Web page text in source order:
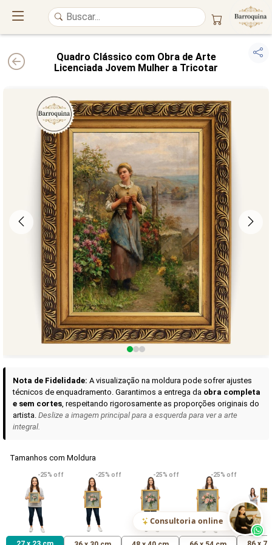
UM ATELIÊ 100% FINE ART
Trazemos a imponência dasmaiores obras de arte do mundo
alto padrão da sua casa. Nosso acervo reúne a genialidade degrandes
pintores renomados, resgatandoartes reaise o requinte inconfundível
das obras do
século XIX. Produção artesanal emCanvas 100% Algodão
molduras em
Madeira Maciçae impressão com Pigmentação Mineral
QUALIDADE DE MUSEU GARANTIA ETERNA
Curadoria das Campanhas
A seleção de obras-primas apresentadas em nossos vídeos nas redes
sociais, reunidas aqui para sua apreciação.
VER DETALHES
Madona de Loreto
R$ 538,42
VER DETALHES
Narciso- caravaggio
R$ 365,92
VER
Maria
uma Rosa
R$ 365,92
Consultoria online
Quadro Clássico com Obra de Arte
Licenciada Jovem Mulher a Tricotar
Nota de Fidelidade: A visualização na moldura pode sofrer ajustes
técnicos de enquadramento. Garantimos a entrega da obra completa
e sem cortes, respeitando rigorosamente as proporções originais do
artista. Deslize a imagem principal para a esquerda para ver a arte
integral.
Tamanhos com Moldura
-25% off -25% off -25% off -25% off